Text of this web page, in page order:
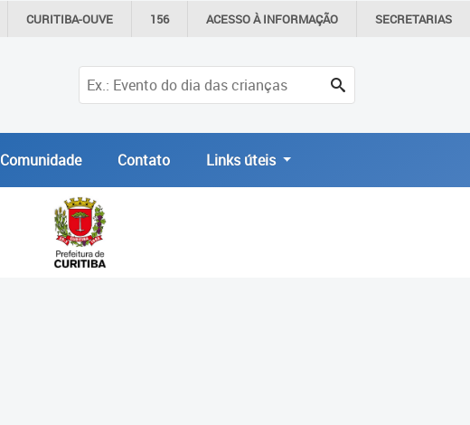
CURITIBA-OUVE 156 ACESSO ÀINFORMAÇÃO SECRETARIAS
Comunidade Contato Links úteis